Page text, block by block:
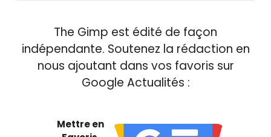
The Gimp est édité de façon
indépendante. Soutenez la rédaction en
nous ajoutant dans vos favoris sur
Google Actualités :
Mettre en